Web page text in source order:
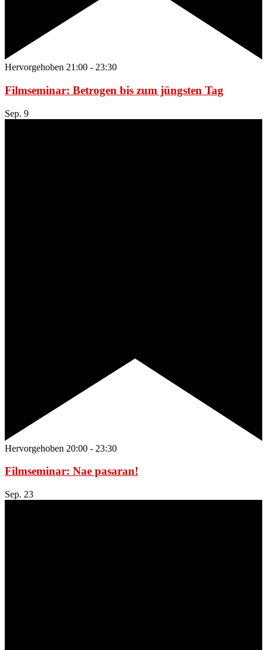
Hervorgehoben 21:00 - 23:30
Filmseminar: Betrogen bis zum jüngsten Tag
Sep. 9
Hervorgehoben 20:00 - 23:30
Filmseminar: Nae pasaran!
Sep. 23